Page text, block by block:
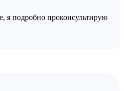
я подробно проконсультирую